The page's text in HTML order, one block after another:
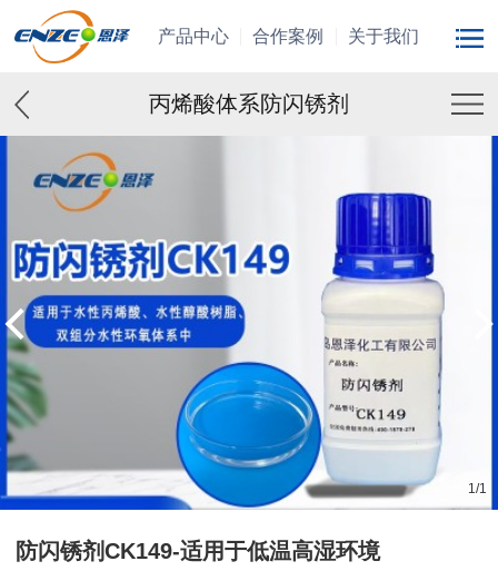
产品中心 合作案例 关于我们
丙烯酸体系防闪锈剂
1 /1
防闪锈剂CK149-适用于低温高湿环境